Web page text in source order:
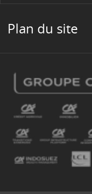
Plan du site